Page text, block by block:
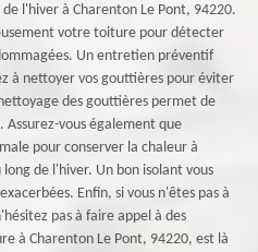
l'hiver à Charenton Le Pont, 94220.
votre toiture pour détecter
Un entretien préventif
à nettoyer vos gouttières pour éviter
des gouttières permet de
vous également que
pour conserver la chaleur à
de l'hiver. Un bon isolant vous
Enfin, si vous n'êtes pas à
pas à faire appel à des
à Charenton Le Pont, 94220, est là